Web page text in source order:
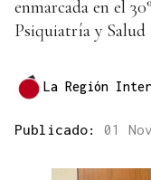
enmarcada en el
Psiquiatría y
La Región
Publicado: 01